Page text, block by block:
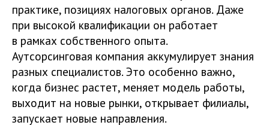
практике, позициях налоговых органов. Даже
при высокой квалификации он работает
в рамках собственного опыта.
Аутсорсинговая компания аккумулирует знания
разных специалистов. Это особенно важно,
когда бизнес растет, меняет модель работы,
выходит на новые рынки, открывает филиалы,
запускает новые направления.